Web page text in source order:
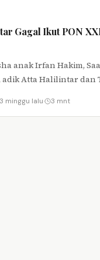
Gagal Ikut PON
anak Irfan Hakim,
adik Atta Halilintar
3 minggu lalu· 3 mnt